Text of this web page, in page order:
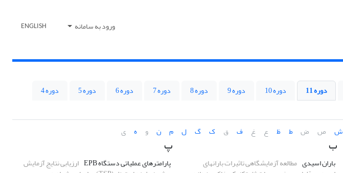
ورود به سامانه ENGLISH
دوره 11 دوره 10 دوره 9 دوره 8 دوره 7 دوره 6 دوره 5
دوره 4
ش ص ض ط ظ ع غ ف ق ک گ ل م ن و ه ی
ب
باران اسیدی مطالعه آزمایشگاهی تاثیرات بارانهای
پ
پارامترهای عملیاتی دستگاه EPB ارزیابی نتایج آزمایش